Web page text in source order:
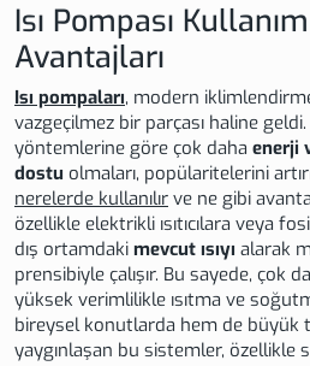
Isı Pompası
Avantajları
Isı pompaları, modern
vazgeçilmez bir parçası haline geldi.
yöntemlerine göre çok daha enerji
dostu olmaları, popülaritelerini
nerelerde kullanılır ve ne gibi
özellikle elektrikli ısıtıcılara veya
dış ortamdaki mevcut ısıyı alarak
prensibiyle çalışır. Bu sayede, çok
yüksek verimlilikle ısıtma ve
bireysel konutlarda hem de büyük
yaygınlaşan bu sistemler, özellikle